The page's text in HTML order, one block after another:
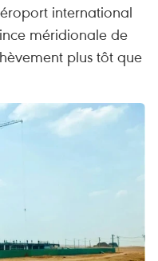
international
méridionale de
plus tôt que